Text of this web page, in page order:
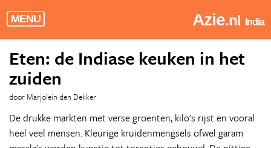
MENU Azie.nl India
Eten: de Indiase keuken in het
zuiden
door Marjolein den Dekker
De drukke markten met verse groenten, kilo's rijst en vooral
heel veel mensen. Kleurige kruidenmengsels ofwel garam